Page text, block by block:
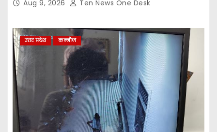
Aug 9, 2026 Ten News One Desk
उत्तर प्रदेश कन्नौज